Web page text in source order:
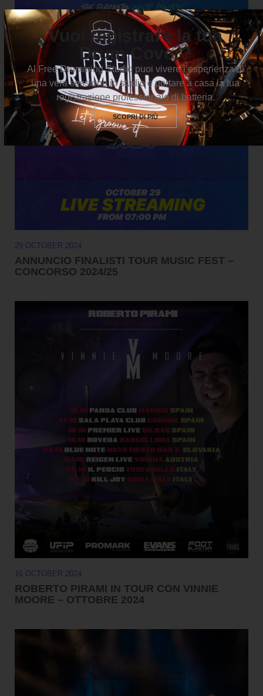
29 OCTOBER 2024
ANNUNCIO FINALISTI TOUR MUSIC FEST –
CONCORSO 2024/25
16 OCTOBER 2024
ROBERTO PIRAMI IN TOUR CON VINNIE
MOORE – OTTOBRE 2024
Vuoi registrare la tua
Drum Cover?
Al Free Drumming Studio puoi vivere l’esperienza di
una vera sessione in studio e portare a casa la tua
registrazione professionale di batteria.
SCOPRI DI PIÙ